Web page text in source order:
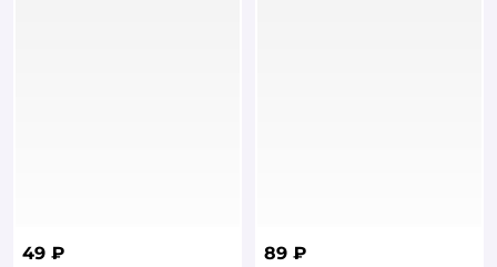
49 ₽ 89 ₽